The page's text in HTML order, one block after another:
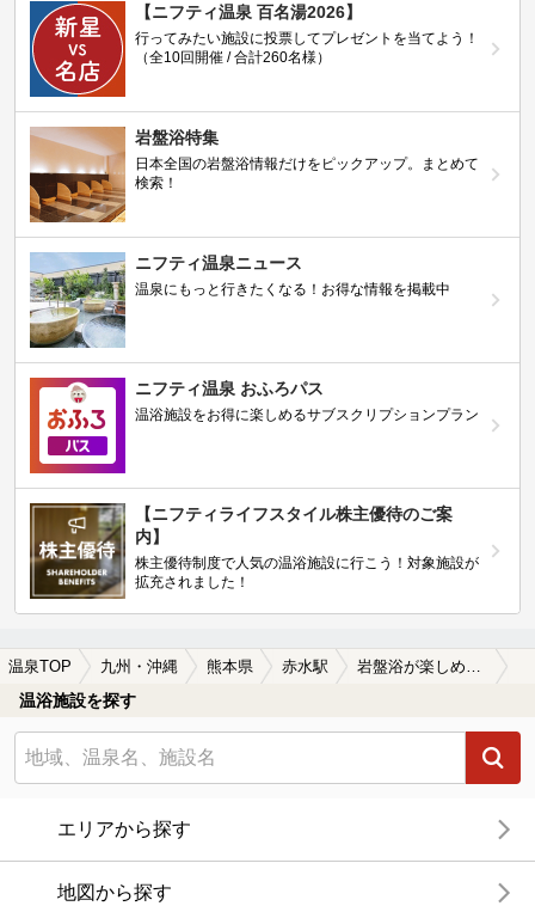
【ニフティ温泉 百名湯2026】
行ってみたい施設に投票してプレゼントを当てよう！
（全10回開催 / 合計260名様）
岩盤浴特集
日本全国の岩盤浴情報だけをピックアップ。まとめて
検索！
ニフティ温泉ニュース
温泉にもっと行きたくなる！お得な情報を掲載中
ニフティ温泉 おふろパス
温浴施設をお得に楽しめるサブスクリプションプラン
【ニフティライフスタイル株主優待のご案
内】
株主優待制度で人気の温浴施設に行こう！対象施設が
拡充されました！
温泉TOP 九州・沖縄 熊本県 赤水駅
温浴施設を探す
エリアから探す
地図から探す